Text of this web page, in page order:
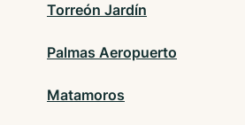
Torreón Jardín
Palmas Aeropuerto
Matamoros